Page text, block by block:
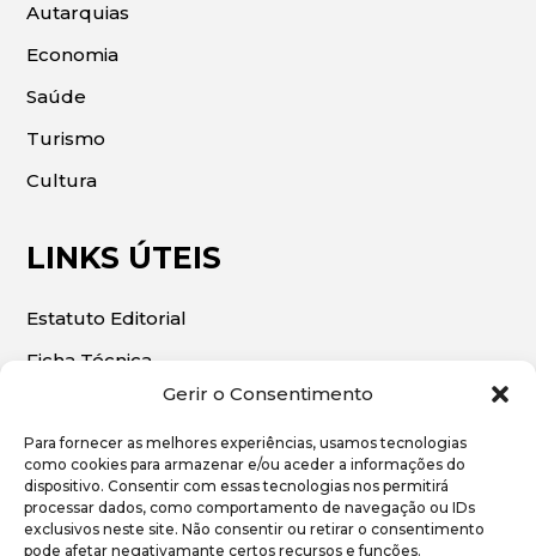
Gerir o Consentimento
Para fornecer as melhores experiências, usamos tecnologias
como cookies para armazenar e/ou aceder a informações do
dispositivo. Consentir com essas tecnologias nos permitirá
processar dados, como comportamento de navegação ou IDs
exclusivos neste site. Não consentir ou retirar o consentimento
pode afetar negativamante certos recursos e funções.
Autarquias
Economia
Saúde
Turismo
Cultura
LINKS ÚTEIS
Estatuto Editorial
Ficha Técnica
© 2026 | O Algarve Económico. Todos os direitos
reservados.